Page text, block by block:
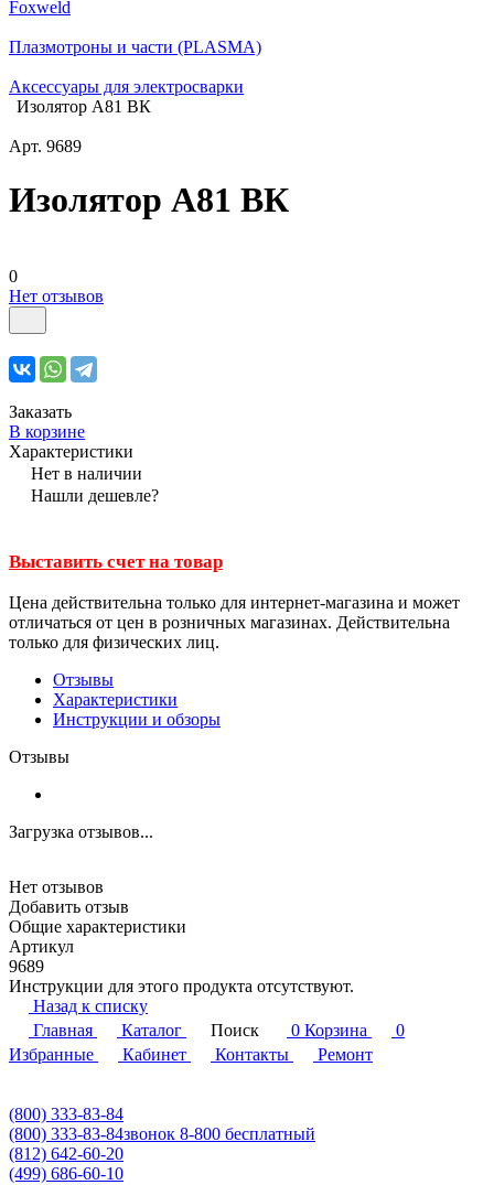
Foxweld
Плазмотроны и части (PLASMA)
Аксессуары для электросварки
Изолятор А81 ВК
Арт. 9689
Изолятор А81 ВК
0
Нет отзывов
Заказать
В корзине
Характеристики
Нет в наличии
Нашли дешевле?
Выставить счет на товар
Цена действительна только для интернет-магазина и может
отличаться от цен в розничных магазинах. Действительна
только для физических лиц.
Отзывы
Характеристики
Инструкции и обзоры
Отзывы
Загрузка отзывов...
Нет отзывов
Добавить отзыв
Общие характеристики
Артикул
9689
Инструкции для этого продукта отсутствуют.
Назад к списку
Главная
Каталог Поиск 0 Корзина
0
Избранные
Кабинет Контакты Ремонт
(800) 333-83-84
(800) 333-83-84звонок 8-800 бесплатный
(812) 642-60-20
(499) 686-60-10